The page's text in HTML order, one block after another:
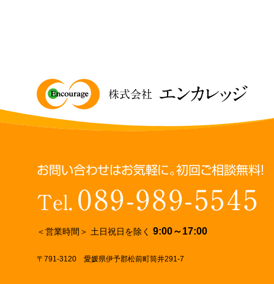
株式会社 エンカレッジ
お問い合わせはお気軽に。初回ご相談無料！
Tel. 089-989-5545
＜営業時間＞ 土日祝日を除く 9:00～17:00
〒791-3120 愛媛県伊予郡松前町筒井291-7